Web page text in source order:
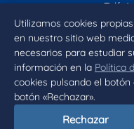
Utilizamos cookies
en nuestro sitio web
necesarios para estudiar
información en la Política
cookies pulsando el botón
botón «Rechazar».
Rechazar
Telf.
Inicio Aviso legal